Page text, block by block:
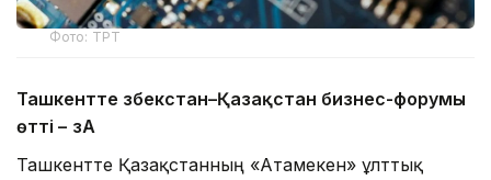
Фото: ТРТ
Ташкентте Өзбекстан–Қазақстан бизнес-форумы
өтті – ӨзА
Ташкентте Қазақстанның «Атамекен» ұлттық